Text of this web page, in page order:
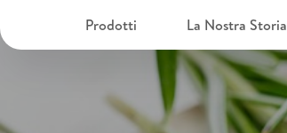
Prodotti La Nostra Storia